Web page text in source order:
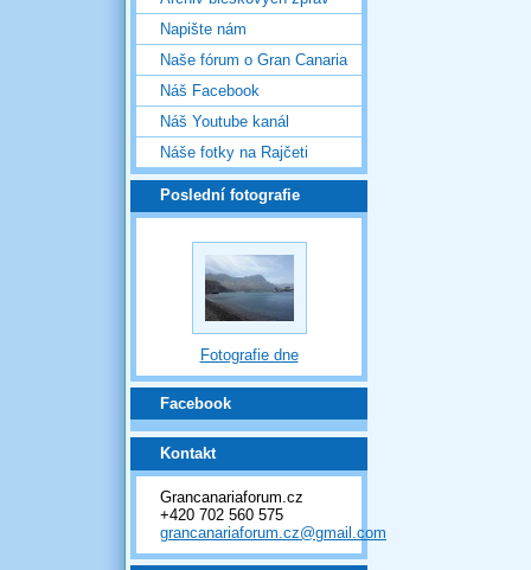
Napište nám
Naše fórum o Gran Canaria
Náš Facebook
Náš Youtube kanál
Náše fotky na Rajčeti
Poslední fotografie
Fotografie dne
Facebook
Kontakt
Grancanariaforum.cz
+420 702 560 575
grancanariaforum.cz@gmail.com